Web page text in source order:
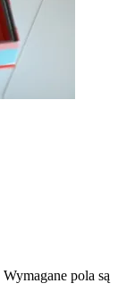
Wymagane pola są